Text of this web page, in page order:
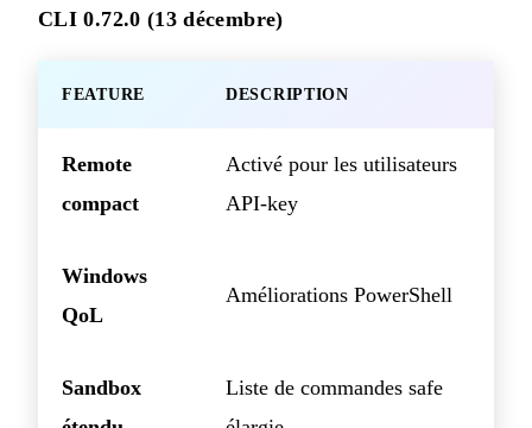
CLI 0.72.0 (13 décembre)
FEATURE DESCRIPTION
Remote
compact
Activé pour les utilisateurs
API-key
Windows
QoL
Améliorations PowerShell
Sandbox
Liste de commandes safe